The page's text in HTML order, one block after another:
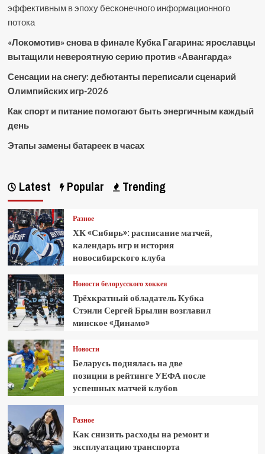
эффективным в эпоху бесконечного информационного
потока
«Локомотив» снова в финале Кубка Гагарина: ярославцы
вытащили невероятную серию против «Авангарда»
Сенсации на снегу: дебютанты переписали сценарий
Олимпийских игр-2026
Как спорт и питание помогают быть энергичным каждый
день
Этапы замены батареек в часах
Latest Popular Trending
Разное
ХК «Сибирь»: расписание матчей,
календарь игр и история
новосибирского клуба
Новости белорусского хоккея
Трёхкратный обладатель Кубка
Стэнли Сергей Брылин возглавил
минское «Динамо»
Новости
Беларусь поднялась на две
позиции в рейтинге УЕФА после
успешных матчей клубов
Разное
Как снизить расходы на ремонт и
эксплуатацию транспорта